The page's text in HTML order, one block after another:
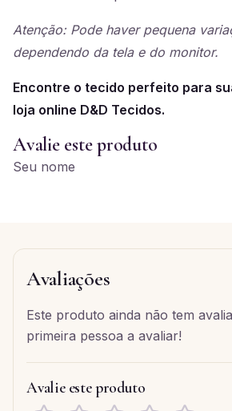
Atenção: Pode haver pequena
dependendo da tela e do monitor.
Encontre o tecido perfeito para
loja online D&D Tecidos.
Avalie este produto
Seu nome
Avaliações
Este produto ainda não tem
primeira pessoa a avaliar!
Avalie este produto